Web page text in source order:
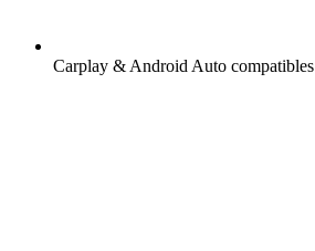
Carplay & Android Auto compatibles